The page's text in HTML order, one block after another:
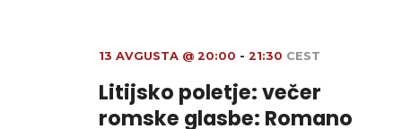
Litijsko poletje: večer
romske glasbe: Romano
13 AVGUSTA @ 20:00 - 21:30 CEST